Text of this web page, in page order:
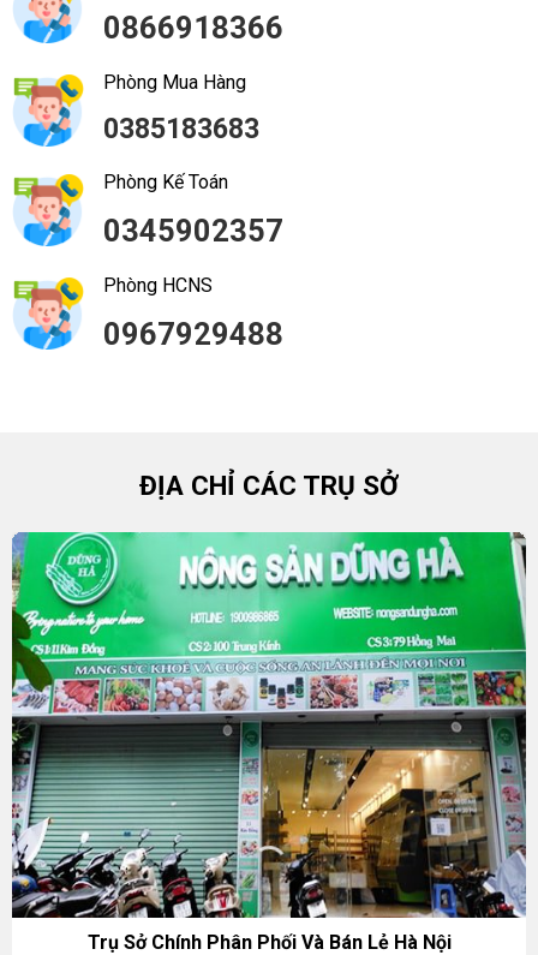
0866918366
Phòng Mua Hàng
0385183683
Phòng Kế Toán
0345902357
Phòng HCNS
0967929488
ĐỊA CHỈ CÁC TRỤ SỞ
Trụ Sở Chính Phân Phối Và Bán Lẻ Hà Nội